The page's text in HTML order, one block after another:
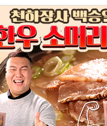
족 현실화
해안 강한 비 이어져
에 치여 사망
숨져
페널티' 22개 과제 손본다
망·1명 실종
시민 연대로 목소리 내야"